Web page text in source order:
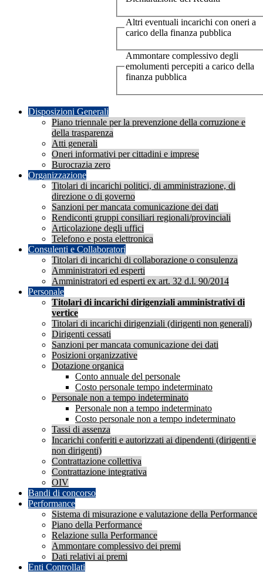
Altri eventuali incarichi con oneri a
carico della finanza pubblica
Ammontare complessivo degli
emolumenti percepiti a carico della
finanza pubblica
Disposizioni Generali
Piano triennale per la prevenzione della corruzione e
della trasparenza
Atti generali
Oneri informativi per cittadini e imprese
Burocrazia zero
Organizzazione
Titolari di incarichi politici, di amministrazione, di
direzione o di governo
Sanzioni per mancata comunicazione dei dati
Rendiconti gruppi consiliari regionali/provinciali
Articolazione degli uffici
Telefono e posta elettronica
Consulenti e Collaboratori
Titolari di incarichi di collaborazione o consulenza
Amministratori ed esperti
Amministratori ed esperti ex art. 32 d.l. 90/2014
Personale
Titolari di incarichi dirigenziali amministrativi di
vertice
Titolari di incarichi dirigenziali (dirigenti non generali)
Dirigenti cessati
Sanzioni per mancata comunicazione dei dati
Posizioni organizzative
Dotazione organica
Conto annuale del personale
Costo personale tempo indeterminato
Personale non a tempo indeterminato
Personale non a tempo indeterminato
Costo personale non a tempo indeterminato
Tassi di assenza
Incarichi conferiti e autorizzati ai dipendenti (dirigenti e
non dirigenti)
Contrattazione collettiva
Contrattazione integrativa
OIV
Bandi di concorso
Performance
Sistema di misurazione e valutazione della Performance
Piano della Performance
Relazione sulla Performance
Ammontare complessivo dei premi
Dati relativi ai premi
Enti Controllati